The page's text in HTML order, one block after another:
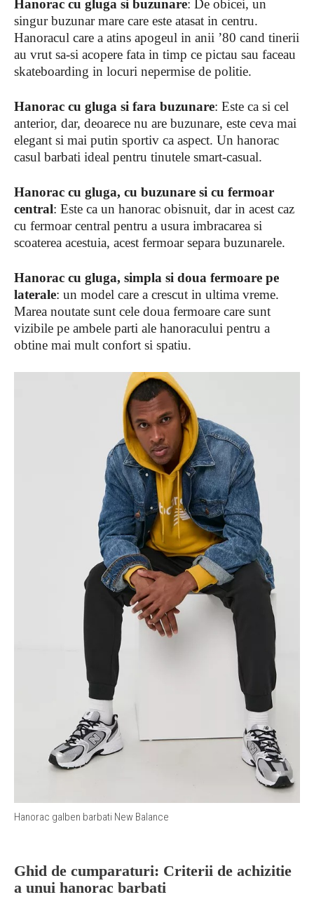
Hanorac cu gluga si buzunare: De obicei, un
singur buzunar mare care este atasat in centru.
Hanoracul care a atins apogeul in anii ’80 cand tinerii
au vrut sa-si acopere fata in timp ce pictau sau faceau
skateboarding in locuri nepermise de politie.
Hanorac cu gluga si fara buzunare: Este ca si cel
anterior, dar, deoarece nu are buzunare, este ceva mai
elegant si mai putin sportiv ca aspect. Un hanorac
casul barbati ideal pentru tinutele smart-casual.
Hanorac cu gluga, cu buzunare si cu fermoar
central: Este ca un hanorac obisnuit, dar in acest caz
cu fermoar central pentru a usura imbracarea si
scoaterea acestuia, acest fermoar separa buzunarele.
Hanorac cu gluga, simpla si doua fermoare pe
laterale: un model care a crescut in ultima vreme.
Marea noutate sunt cele doua fermoare care sunt
vizibile pe ambele parti ale hanoracului pentru a
obtine mai mult confort si spatiu.
Hanorac galben barbati New Balance
Ghid de cumparaturi: Criterii de achizitie
a unui hanorac barbati